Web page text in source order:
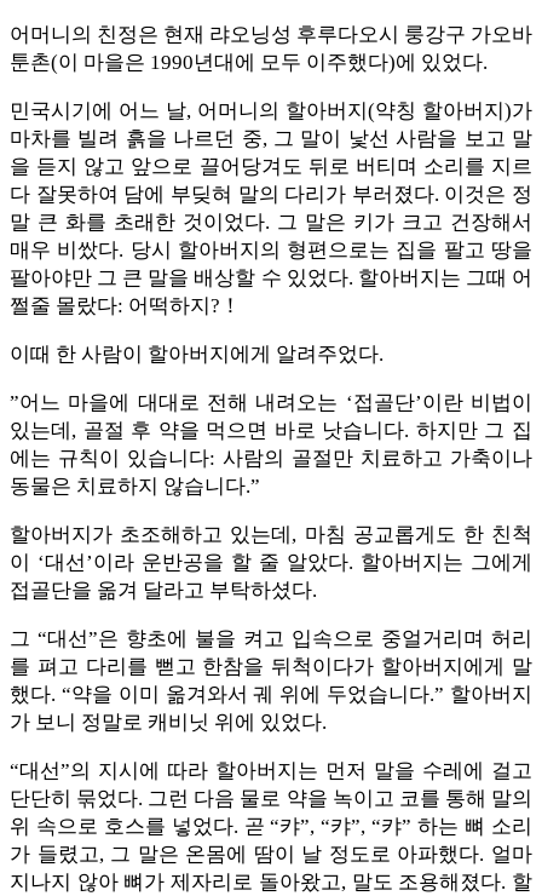
어머니의 친정은 현재 랴오닝성 후루다오시 룽강구 가오바
툰촌(이 마을은 1990년대에 모두 이주했다)에 있었다.
민국시기에 어느 날, 어머니의 할아버지(약칭 할아버지)가
마차를 빌려 흙을 나르던 중, 그 말이 낯선 사람을 보고 말
을 듣지 않고 앞으로 끌어당겨도 뒤로 버티며 소리를 지르
다 잘못하여 담에 부딪혀 말의 다리가 부러졌다. 이것은 정
말 큰 화를 초래한 것이었다. 그 말은 키가 크고 건장해서
매우 비쌌다. 당시 할아버지의 형편으로는 집을 팔고 땅을
팔아야만 그 큰 말을 배상할 수 있었다. 할아버지는 그때 어
쩔줄 몰랐다: 어떡하지?！
이때 한 사람이 할아버지에게 알려주었다.
​”어느 마을에 대대로 전해 내려오는 ‘접골단’이란 비법이
있는데, 골절 후 약을 먹으면 바로 낫습니다. 하지만 그 집
에는 규칙이 있습니다: 사람의 골절만 치료하고 가축이나
동물은 치료하지 않습니다.”
​할아버지가 초조해하고 있는데, 마침 공교롭게도 한 친척
이 ‘대선’이라 운반공을 할 줄 알았다. 할아버지는 그에게
접골단을 옮겨 달라고 부탁하셨다.
그 “대선”은 향초에 불을 켜고 입속으로 중얼거리며 허리
를 펴고 다리를 뻗고 한참을 뒤척이다가 할아버지에게 말
했다. “약을 이미 옮겨와서 궤 위에 두었습니다.” 할아버지
가 보니 정말로 캐비닛 위에 있었다.
“대선”의 지시에 따라 할아버지는 먼저 말을 수레에 걸고
단단히 묶었다. 그런 다음 물로 약을 녹이고 코를 통해 말의
위 속으로 호스를 넣었다. 곧 “캬”, “캬”, “캬” 하는 뼈 소리
가 들렸고, 그 말은 온몸에 땀이 날 정도로 아파했다. 얼마
지나지 않아 뼈가 제자리로 돌아왔고, 말도 조용해졌다. 할